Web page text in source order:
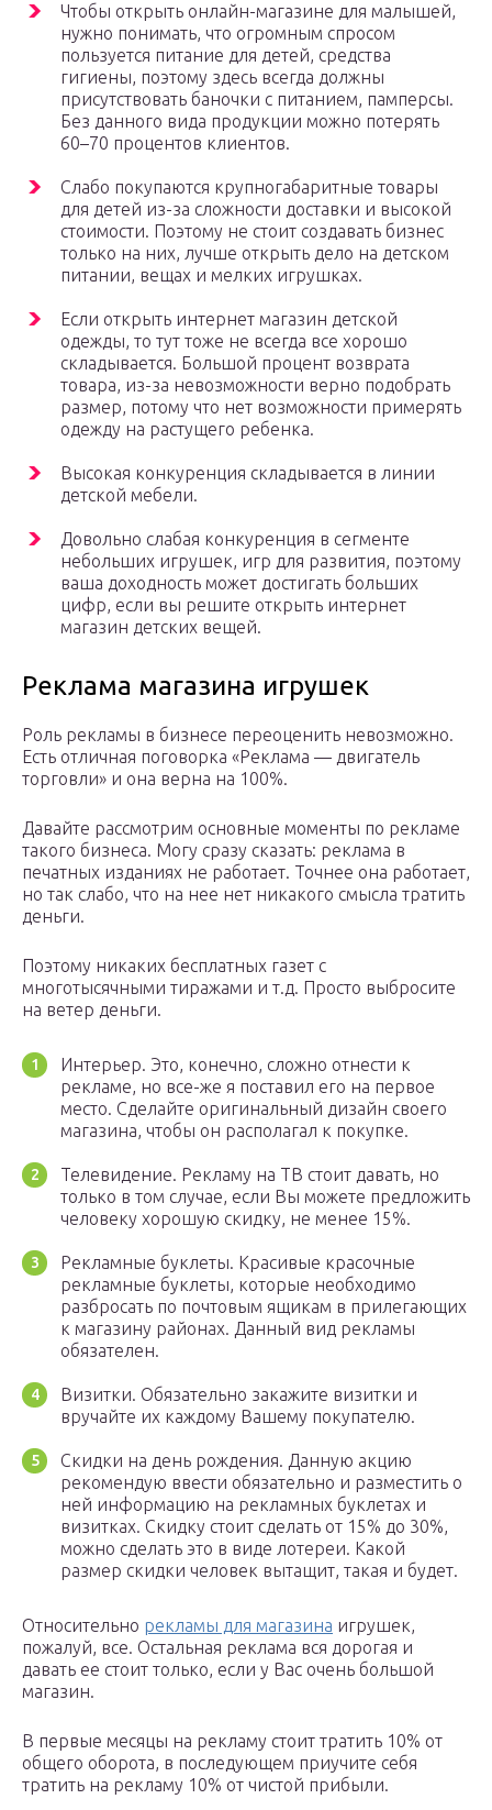
Чтобы открыть онлайн-магазине для малышей,
нужно понимать, что огромным спросом
пользуется питание для детей, средства
гигиены, поэтому здесь всегда должны
присутствовать баночки с питанием, памперсы.
Без данного вида продукции можно потерять
60–70 процентов клиентов.
Слабо покупаются крупногабаритные товары
для детей из-за сложности доставки и высокой
стоимости. Поэтому не стоит создавать бизнес
только на них, лучше открыть дело на детском
питании, вещах и мелких игрушках.
Если открыть интернет магазин детской
одежды, то тут тоже не всегда все хорошо
складывается. Большой процент возврата
товара, из-за невозможности верно подобрать
размер, потому что нет возможности примерять
одежду на растущего ребенка.
Высокая конкуренция складывается в линии
детской мебели.
Довольно слабая конкуренция в сегменте
небольших игрушек, игр для развития, поэтому
ваша доходность может достигать больших
цифр, если вы решите открыть интернет
магазин детских вещей.
Реклама магазина игрушек
Роль рекламы в бизнесе переоценить невозможно.
Есть отличная поговорка «Реклама — двигатель
торговли» и она верна на 100%.
Давайте рассмотрим основные моменты по рекламе
такого бизнеса. Могу сразу сказать: реклама в
печатных изданиях не работает. Точнее она работает,
но так слабо, что на нее нет никакого смысла тратить
деньги.
Поэтому никаких бесплатных газет с
многотысячными тиражами и т.д. Просто выбросите
на ветер деньги.
Интерьер. Это, конечно, сложно отнести к
рекламе, но все-же я поставил его на первое
место. Сделайте оригинальный дизайн своего
магазина, чтобы он располагал к покупке.
Телевидение. Рекламу на ТВ стоит давать, но
только в том случае, если Вы можете предложить
человеку хорошую скидку, не менее 15%.
Рекламные буклеты. Красивые красочные
рекламные буклеты, которые необходимо
разбросать по почтовым ящикам в прилегающих
к магазину районах. Данный вид рекламы
обязателен.
Визитки. Обязательно закажите визитки и
вручайте их каждому Вашему покупателю.
Скидки на день рождения. Данную акцию
рекомендую ввести обязательно и разместить о
ней информацию на рекламных буклетах и
визитках. Скидку стоит сделать от 15% до 30%,
можно сделать это в виде лотереи. Какой
размер скидки человек вытащит, такая и будет.
Относительно рекламы для магазина игрушек,
пожалуй, все. Остальная реклама вся дорогая и
давать ее стоит только, если у Вас очень большой
магазин.
В первые месяцы на рекламу стоит тратить 10% от
общего оборота, в последующем приучите себя
тратить на рекламу 10% от чистой прибыли.